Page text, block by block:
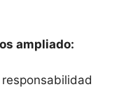
ampliado: